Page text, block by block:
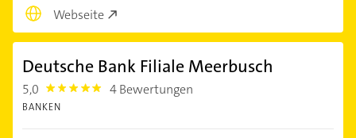
Webseite
Deutsche Bank Filiale Meerbusch
5,0 5.0 4 Bewertungen
BANKEN